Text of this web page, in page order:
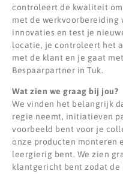
controleert de kwaliteit
met de werkvoorbereiding
innovaties en test je
locatie, je controleert het
met de klant en je gaat
Bespaarpartner in Tuk.
Wat zien we graag bij jou?
We vinden het belangrijk
regie neemt, initiatieven
voorbeeld bent voor je
onze producten monteren
leergierig bent. We zien
klantgericht bent zodat